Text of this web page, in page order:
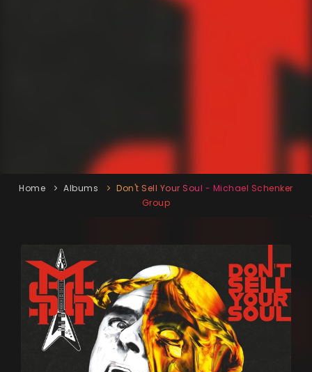
Home Albums
Don't Sell Your Soul - Michael Schenker
Group